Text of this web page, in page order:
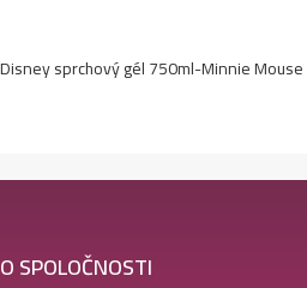
Disney sprchový gél 750ml-Minnie Mouse
O SPOLOČNOSTI